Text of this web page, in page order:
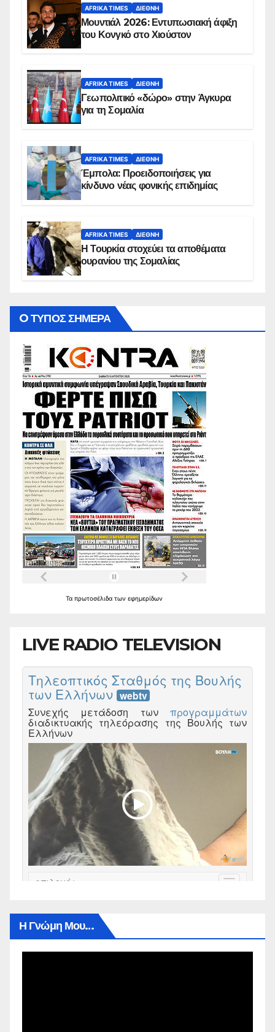
AFRIKA TIMES ΔΙΕΘΝΉ
Μουντιάλ 2026: Εντυπωσιακή άφιξη
του Κονγκό στο Χιούστον
AFRIKA TIMES ΔΙΕΘΝΉ
Γεωπολιτικό «δώρο» στην Άγκυρα
για τη Σομαλία
AFRIKA TIMES ΔΙΕΘΝΉ
Έμπολα: Προειδοποιήσεις για
κίνδυνο νέας φονικής επιδημίας
AFRIKA TIMES ΔΙΕΘΝΉ
Η Τουρκία στοχεύει τα αποθέματα
ουρανίου της Σομαλίας
O ΤΥΠΟΣ ΣΗΜΕΡΑ
Τα πρωτοσέλιδα των εφημερίδων
LIVE RADIO TELEVISION
Η Γνώμη Μου…